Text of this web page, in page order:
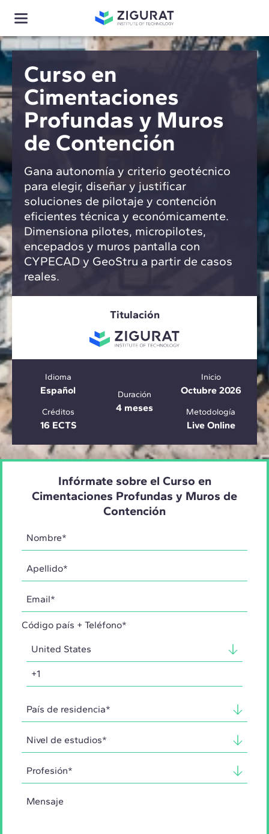
Curso en
Cimentaciones
Profundas y Muros
de Contención
Gana autonomía y criterio geotécnico
para elegir, diseñar y justificar
soluciones de pilotaje y contención
eficientes técnica y económicamente.
Dimensiona pilotes, micropilotes,
encepados y muros pantalla con
CYPECAD y GeoStru a partir de casos
reales.
Titulación
Idioma
Español Duración
4 meses
Inicio
Octubre 2026
Créditos
16 ECTS
Metodología
Live Online
Infórmate sobre el Curso en
Cimentaciones Profundas y Muros de
Contención
Código país + Teléfono*